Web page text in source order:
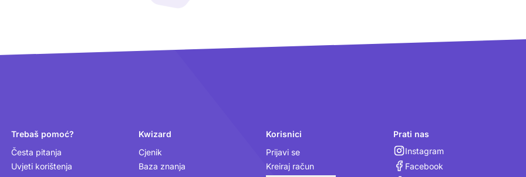
Trebaš pomoć?
Česta pitanja
Uvjeti korištenja
Kwizard
Cjenik
Baza znanja
Korisnici
Prijavi se
Kreiraj račun
Prati nas
Instagram
Facebook